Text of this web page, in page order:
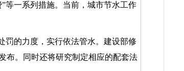
等一系列措施。当前，城市节水工作
罚的力度，实行依法管水。建设部修
布。同时还将研究制定相应的配套法